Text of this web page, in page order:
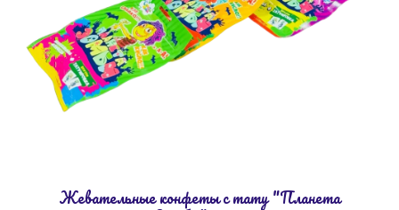
Жевательные конфеты с тату "Планета